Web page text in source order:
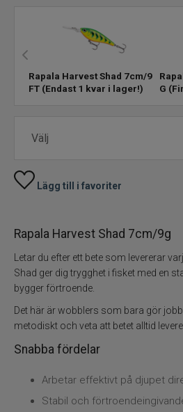
Spinnare
Skeddrag
Trollingbeten
Spinnflugor
Fiskelinor
Småplock
Tillbehör
Rapala Harvest Shad 7cm/9g
FT (Endast 1 kvar i lager!)
G
Lägg till i favoriter
Rapala Harvest Shad 7cm/9g
Letar du efter ett bete som levererar
Shad ger dig trygghet i fisket med en
bygger förtroende.
Det här är wobblers som bara gör
metodiskt och veta att betet alltid
Snabba fördelar
Arbetar effektivt på djupet
Stabil och